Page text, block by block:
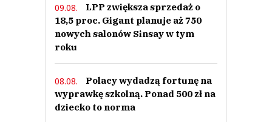
09.08.
LPP zwiększa sprzedaż o
18,5 proc. Gigant planuje aż 750
nowych salonów Sinsay w tym
roku
08.08.
Polacy wydadzą fortunę na
wyprawkę szkolną. Ponad 500 zł na
dziecko to norma